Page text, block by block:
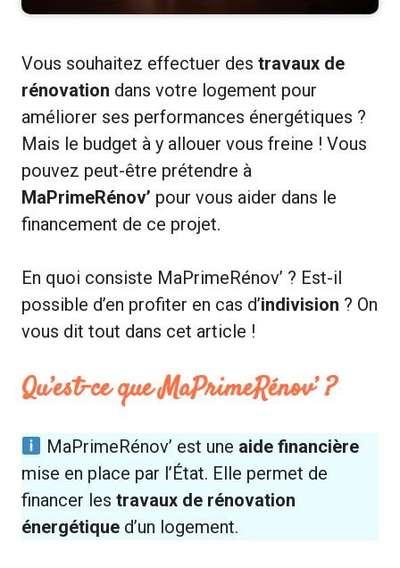
Vous souhaitez effectuer des travaux de
rénovation dans votre logement pour
améliorer ses performances énergétiques ?
Mais le budget à y allouer vous freine ! Vous
pouvez peut-être prétendre à
MaPrimeRénov’ pour vous aider dans le
financement de ce projet.
En quoi consiste MaPrimeRénov’ ? Est-il
possible d’en profiter en cas d’indivision ? On
vous dit tout dans cet article !
Qu’est-ce que MaPrimeRénov’ ?
MaPrimeRénov’ est une aide financière
mise en place par l’État. Elle permet de
financer les travaux de rénovation
énergétique d’un logement.